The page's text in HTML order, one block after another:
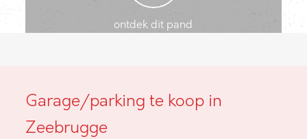
ontdek dit pand
Garage/parking te koop in
Zeebrugge